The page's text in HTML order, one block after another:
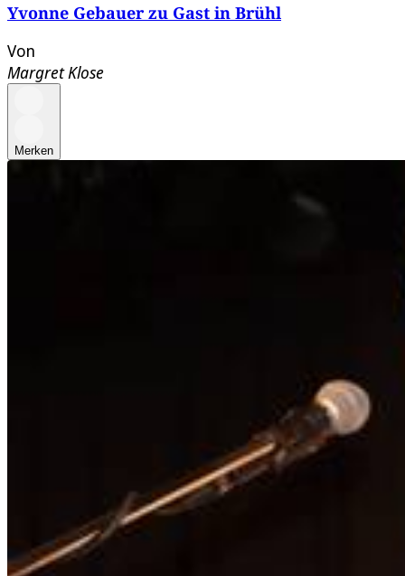
Yvonne Gebauer zu Gast in Brühl
Von
Margret Klose
Merken